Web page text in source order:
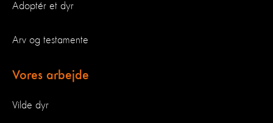
Adoptér et dyr
Arv og testamente
Vores arbejde
Vilde dyr